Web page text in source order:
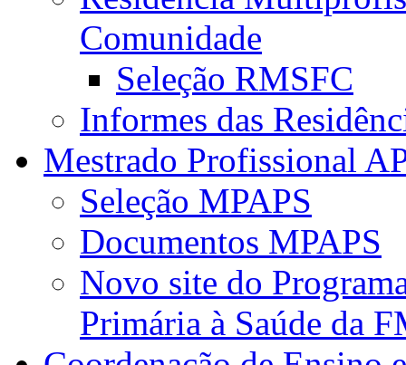
Comunidade
Seleção RMSFC
Informes das
Mestrado Profissional
Seleção MPAPS
Documentos MPAPS
Novo site do
Primária à Saúde da